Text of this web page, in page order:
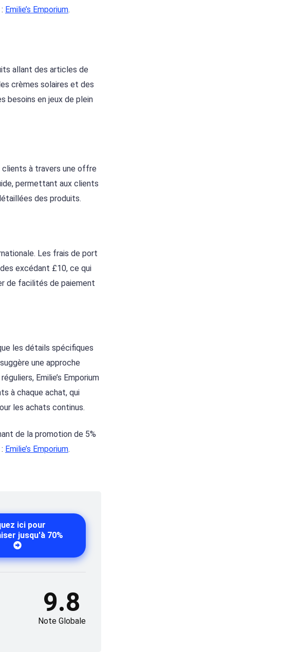
Emilie’s Emporium.
allant des articles de
crèmes solaires et des
besoins en jeux de plein
clients à travers une offre
permettant aux clients
des produits.
Les frais de port
excédant £10, ce qui
de facilités de paiement
les détails spécifiques
une approche
Emilie’s Emporium
à chaque achat, qui
les achats continus.
de la promotion de 5%
Emilie’s Emporium.
ici pour
jusqu'à 70%
9.8
Note Globale